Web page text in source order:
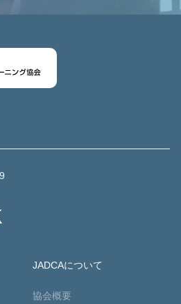
JADCAについて
協会概要